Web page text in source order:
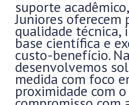
suporte
Juniores oferecem
qualidade técnica,
base científica e
custo-benefício.
desenvolvemos
medida com foco
proximidade com